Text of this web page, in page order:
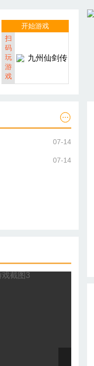
开始游戏
扫
码
玩
游
戏
07-14
07-14